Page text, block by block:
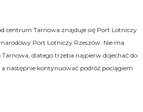
centrum Tarnowa znajduje się Port Lotniczy
Port Lotniczy Rzeszów. Nie ma
Tarnowa, dlatego trzeba najpierw dojechać do
a następnie kontynuować podróż pociągiem